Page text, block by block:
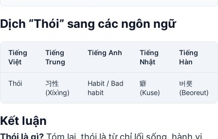
Dịch “Thói” sang các ngôn ngữ
Tiếng
Việt
Tiếng
Trung
Tiếng Anh
Tiếng
Nhật
Tiếng
Hàn
Thói
习性
(Xíxìng)
Habit / Bad
habit
癖
(Kuse)
버릇
(Beoreut)
Kết luận
Thói là gì? Tóm lại, thói là từ chỉ lối sống, hành vi